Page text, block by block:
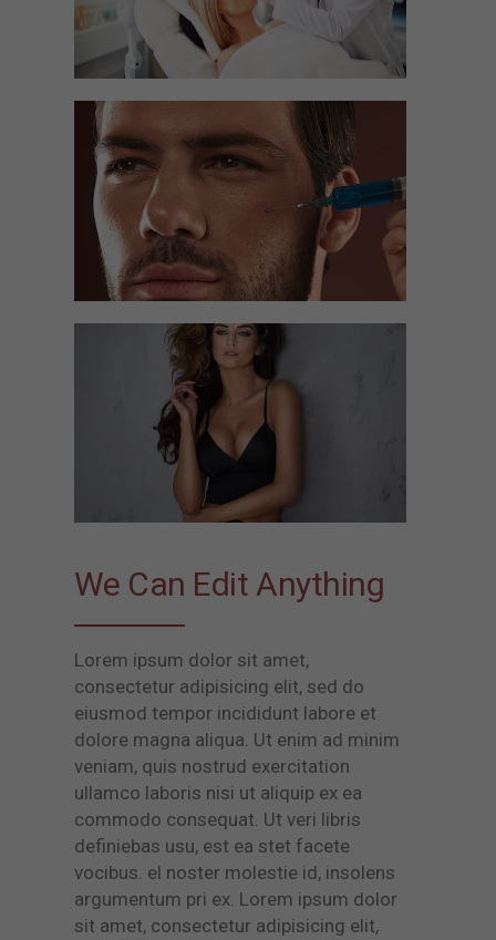
We Can Edit Anything
Lorem ipsum dolor sit amet,
consectetur adipisicing elit, sed do
eiusmod tempor incididunt labore et
dolore magna aliqua. Ut enim ad minim
veniam, quis nostrud exercitation
ullamco laboris nisi ut aliquip ex ea
commodo consequat. Ut veri libris
definiebas usu, est ea stet facete
vocibus. el noster molestie id, insolens
argumentum pri ex. Lorem ipsum dolor
sit amet, consectetur adipisicing elit,